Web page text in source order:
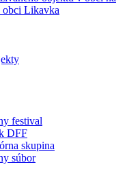
obci Likavka
festival
DFF
skupina
súbor